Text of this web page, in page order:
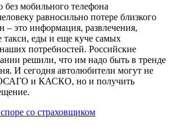
без мобильного телефона
равносильно потере близкого
– это информация, развлечения,
такси, еды и еще куче самых
потребностей. Российские
решили, что им надо быть в тренде
И сегодня автолюбители могут не
ОСАГО и КАСКО, но и получить
со страховщиком